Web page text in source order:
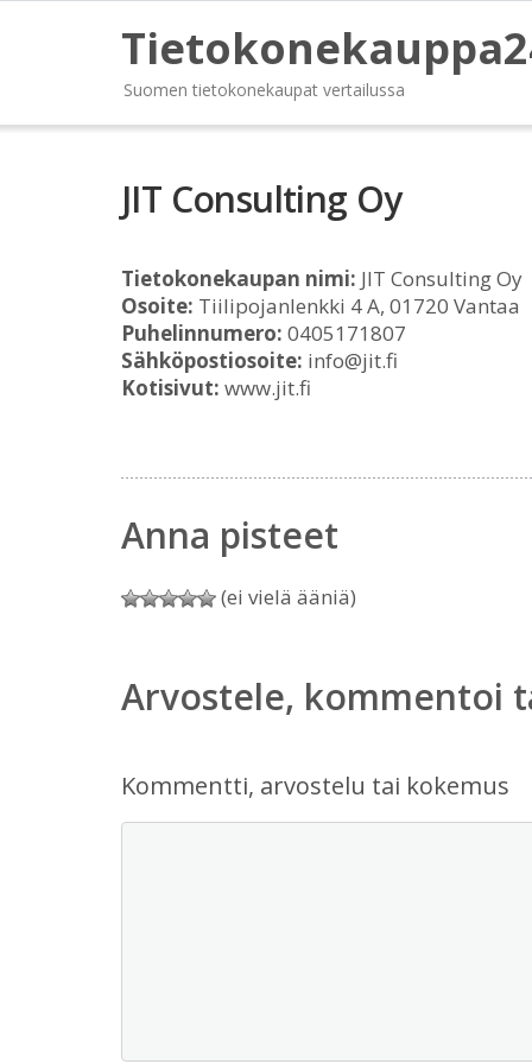
Suomen tietokonekaupat vertailussa
JIT Consulting Oy
Tietokonekaupan nimi: JIT Consulting Oy
Osoite: Tiilipojanlenkki 4 A, 01720 Vantaa
Puhelinnumero: 0405171807
Sähköpostiosoite: info@jit.fi
Kotisivut: www.jit.fi
Anna pisteet
(ei vielä ääniä)
Arvostele, kommentoi
Kommentti, arvostelu tai kokemus